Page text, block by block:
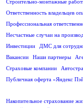
Строительно-монтажные
Ответственность владельцев
Профессиональная
Несчастные случаи на
Инвестиции
ДМС для
Вакансии
Наши партнеры
Страховые компании
Публичная оферта «Яндекс
Накопительное страхование